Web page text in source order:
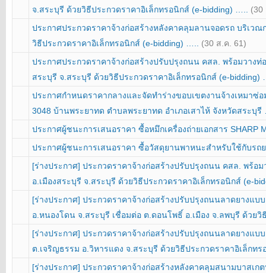
จ.สระบุรี ด้วยวิธีประกวดราคาอิเล็กทรอนิกส์ (e-bidding) ….. (30
ประกาศประกวดราคาจ้างก่อสร้างหลังคาคลุมลานจอดรถ บริเว
วิธีประกวดราคาอิเล็กทรอนิกส์ (e-bidding) ….. (30 ส.ค. 61)
ประกาศประกวดราคาจ้างก่อสร้างปรับปรุงถนน คสล. พร้อมวาง
สระบุรี จ.สระบุรี ด้วยวิธีประกวดราคาอิเล็กทรอนิกส์ (e-
ประกาศกำหนดราคากลางและจัดทำร่างขอบเขตงานจ้างเหมา
3048 บ้านพระยาทด ตำบลพระยาทด อำเภอเสาไห้ จังหวัดสระบุ
ประกาศผู้ชนะการเสนอราคา ซื้อหมึกเครื่องถ่ายเอกสาร SHARP
ประกาศผู้ชนะการเสนอราคา ซื้อวัสดุยานพาหนะสำหรับใช้กับร
[ร่างประกาศ] ประกวดราคาจ้างก่อสร้างปรับปรุงถนน คสล. พร้
อ.เมืองสระบุรี จ.สระบุรี ด้วยวิธีประกวดราคาอิเล็กทรอนิกส์ (e-
[ร่างประกาศ] ประกวดราคาจ้างก่อสร้างปรับปรุงถนนลาดยาง
อ.หนองโดน จ.สระบุรี เชื่อมต่อ ต.ดอนโพธิ์ อ.เมือง จ.ลพบุรี ด้วย
[ร่างประกาศ] ประกวดราคาจ้างก่อสร้างปรับปรุงถนนลาดยางแ
ต.เจริญธรรม อ.วิหารแดง จ.สระบุรี ด้วยวิธีประกวดราคาอิเล็กท
[ร่างประกาศ] ประกวดราคาจ้างก่อสร้างหลังคาคลุมสนามบาสเ